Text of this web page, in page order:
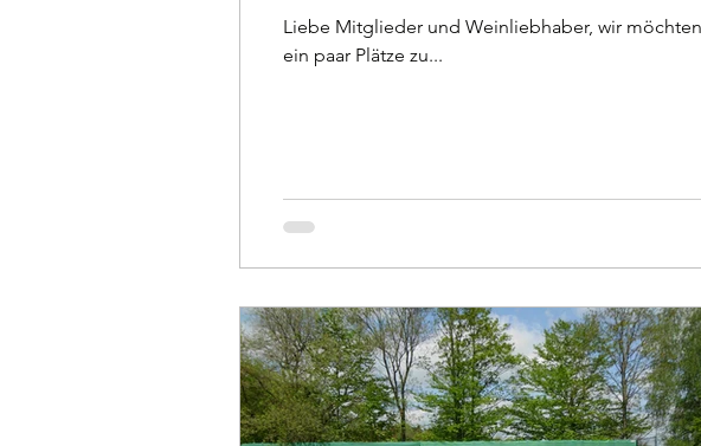
Liebe Mitglieder und Weinliebhaber, wir
ein paar Plätze zu...